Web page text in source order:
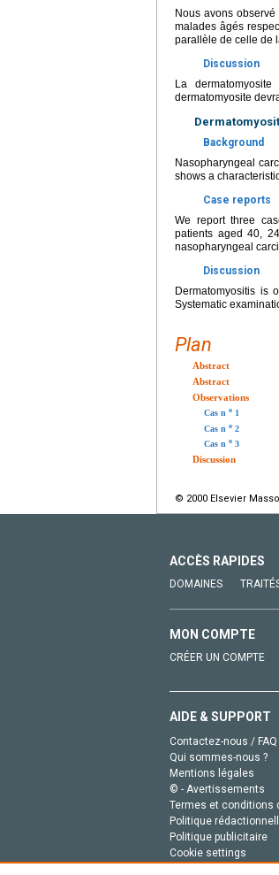
Nous avons
malades âgés
parallèle de celle de
Discussion
La
dermatomyosite
Background
Nasopharyngeal
shows a
Case reports
We report three
patients aged 40,
nasopharyngeal
Discussion
Dermatomyositis is
Systematic
Plan
Abstract
Abstract
Observations
Cas n o 1
Cas n o 2
Cas n o 3
Discussion
© 2000 Elsevier
ACCÈS RAPIDES
DOMAINES
MON COMPTE
CRÉER UN COMPTE
AIDE & SUPPORT
Contactez-nous / FAQ
Qui sommes-nous ?
Mentions légales
© - Avertissements
Termes et conditions
Politique
Politique publicitaire
Cookie settings